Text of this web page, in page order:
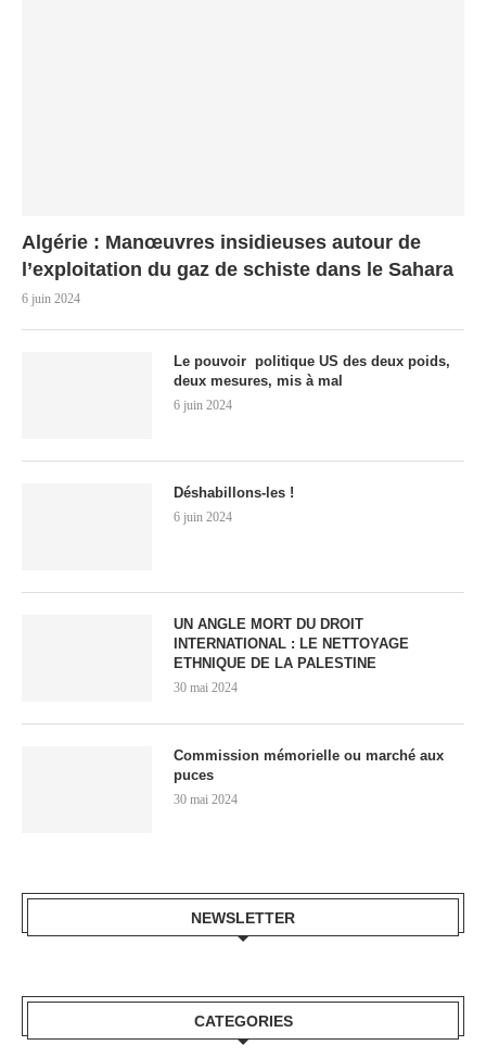
Algérie : Manœuvres insidieuses autour de
l’exploitation du gaz de schiste dans le Sahara
6 juin 2024
Le pouvoir politique US des deux poids,
deux mesures, mis à mal
6 juin 2024
Déshabillons-les !
6 juin 2024
UN ANGLE MORT DU DROIT
INTERNATIONAL : LE NETTOYAGE
ETHNIQUE DE LA PALESTINE
30 mai 2024
Commission mémorielle ou marché aux
puces
30 mai 2024
NEWSLETTER
CATEGORIES